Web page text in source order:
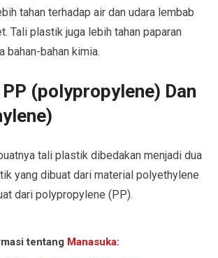
tahan terhadap air dan udara lembab
Tali plastik juga lebih tahan paparan
bahan-bahan kimia.
(polypropylene) Dan
tali plastik dibedakan menjadi dua
yang dibuat dari material polyethylene
dari polypropylene (PP).
tentang Manasuka: